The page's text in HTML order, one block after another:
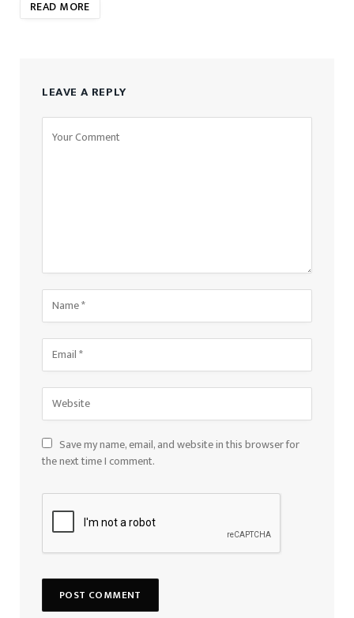
READ MORE
LEAVE A REPLY
Save my name, email, and website in this browser for
the next time I comment.